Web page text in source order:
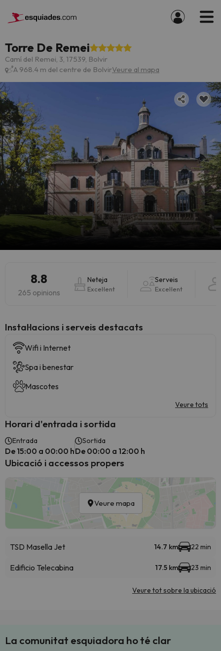
Torre De Remei
Camí del Remei, 3, 17539, Bolvir
A 968.4 m del centre de BolvirVeure al mapa
8.8
265 opinions
Neteja
Excel·lent
Serveis
Excel·lent
Instal·lacions i serveis destacats
Wifi i Internet
Spa i benestar
Mascotes
Veure tots
Horari d'entrada i sortida
Entrada
De 15:00 a 00:00 h
Sortida
De 00:00 a 12:00 h
Ubicació i accessos propers
Veure mapa
TSD Masella Jet 14.7 km 22 min
Edificio Telecabina 17.5 km 23 min
Veure tot sobre la ubicació
La comunitat esquiadora ho té clar